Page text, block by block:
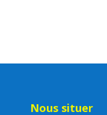
Nous situer